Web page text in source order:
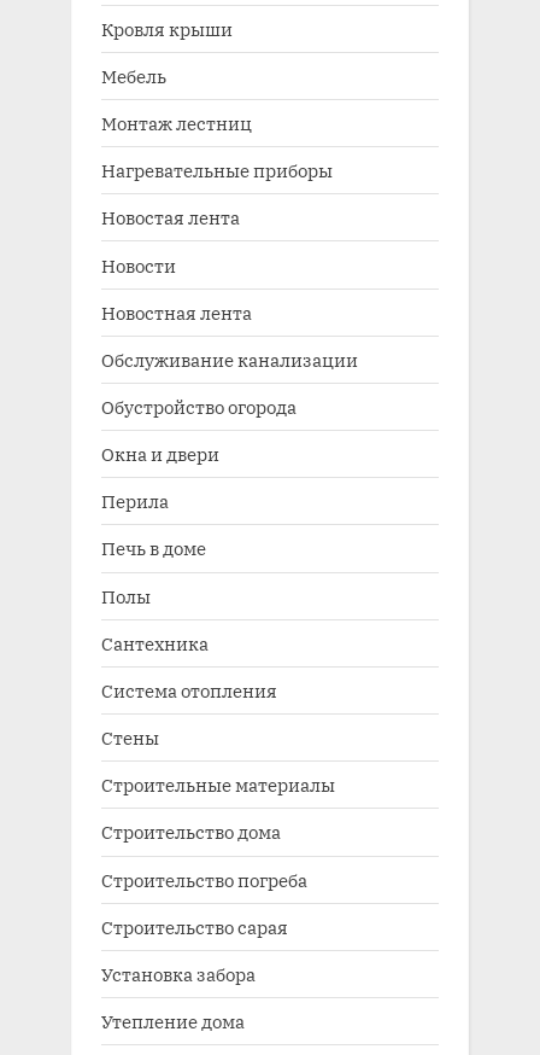
Кровля крыши
Мебель
Монтаж лестниц
Нагревательные приборы
Новостая лента
Новости
Новостная лента
Обслуживание канализации
Обустройство огорода
Окна и двери
Перила
Печь в доме
Полы
Сантехника
Система отопления
Стены
Строительные материалы
Строительство дома
Строительство погреба
Строительство сарая
Установка забора
Утепление дома